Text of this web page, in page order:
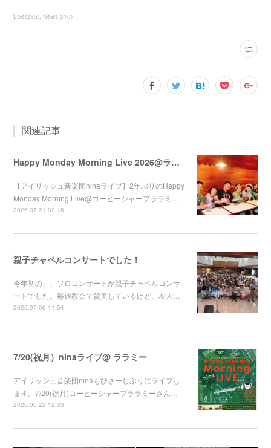
Live(235) News(310)
関連記事
Happy Monday Morning Live 2026@ララミー
【アイリッシュ音楽団ninaライブ】2年ぶりのHappy
Monday Morning Live@コーヒーシャープララミ…
2026.07.21 02:18
親子チャペルコンサートでした！
今年初の、、ソロコンサートが親子チャペルコンサ
ートでした。毎週教会で賛美しているけど、友人…
2026.07.06 11:54
7/20(祝月）ninaライブ@ ララミー
アイリッシュ音楽団ninaもひさーしぶりにライブし
ます。7/20(祝月)コーヒーシャープララミーさん…
2026.06.22 12:33